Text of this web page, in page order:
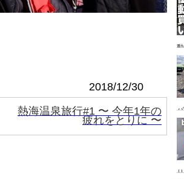
2018/12/30
熱海温泉旅行#1 〜 今年1年の
疲れをとりに 〜